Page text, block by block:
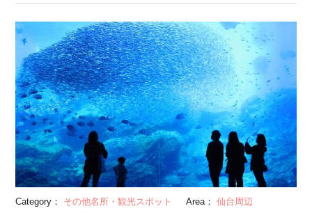
Category： その他名所・観光スポット Area： 仙台周辺